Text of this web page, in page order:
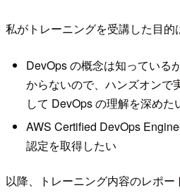
私がトレーニングを受講した目的
DevOps の概念は知っている
からないので、ハンズオンで
して DevOps の理解を深めた
AWS Certified DevOps
認定を取得したい
以降、トレーニング内容のレポー